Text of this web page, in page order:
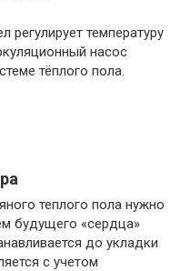
температуру
насос
тёплого пола.
теплого пола нужно
будущего «сердца»
до укладки
с учетом